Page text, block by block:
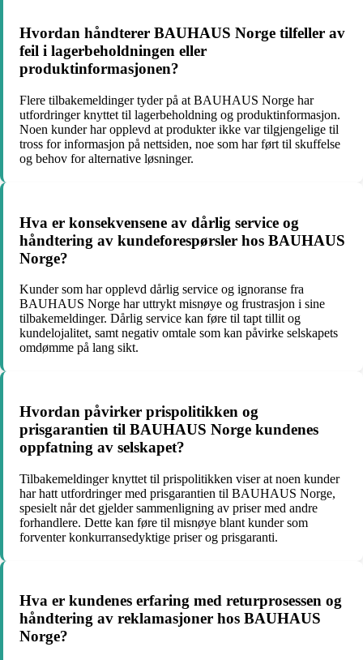
Hvordan håndterer BAUHAUS Norge tilfeller av
feil i lagerbeholdningen eller
produktinformasjonen?
Flere tilbakemeldinger tyder på at BAUHAUS Norge har
utfordringer knyttet til lagerbeholdning og produktinformasjon.
Noen kunder har opplevd at produkter ikke var tilgjengelige til
tross for informasjon på nettsiden, noe som har ført til skuffelse
og behov for alternative løsninger.
Hva er konsekvensene av dårlig service og
håndtering av kundeforespørsler hos BAUHAUS
Norge?
Kunder som har opplevd dårlig service og ignoranse fra
BAUHAUS Norge har uttrykt misnøye og frustrasjon i sine
tilbakemeldinger. Dårlig service kan føre til tapt tillit og
kundelojalitet, samt negativ omtale som kan påvirke selskapets
omdømme på lang sikt.
Hvordan påvirker prispolitikken og
prisgarantien til BAUHAUS Norge kundenes
oppfatning av selskapet?
Tilbakemeldinger knyttet til prispolitikken viser at noen kunder
har hatt utfordringer med prisgarantien til BAUHAUS Norge,
spesielt når det gjelder sammenligning av priser med andre
forhandlere. Dette kan føre til misnøye blant kunder som
forventer konkurransedyktige priser og prisgaranti.
Hva er kundenes erfaring med returprosessen og
håndtering av reklamasjoner hos BAUHAUS
Norge?